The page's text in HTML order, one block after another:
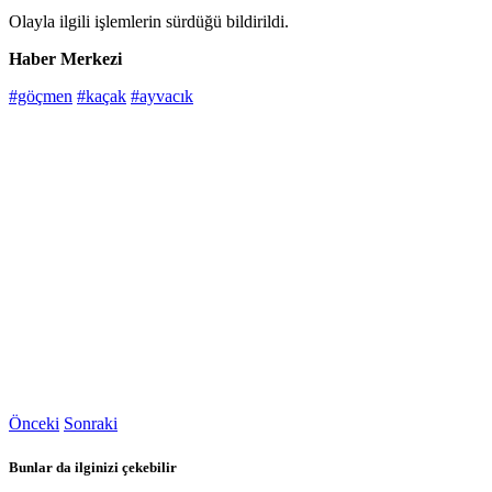
Olayla ilgili işlemlerin sürdüğü bildirildi.
Haber Merkezi
#göçmen #kaçak #ayvacık
Önceki Sonraki
Bunlar da ilginizi çekebilir